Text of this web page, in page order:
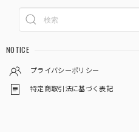
NOTICE
プライバシーポリシー
特定商取引法に基づく表記